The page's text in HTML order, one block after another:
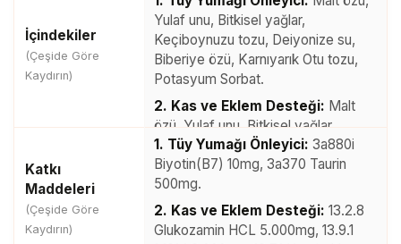
İçindekiler
(Çeşide Göre
Kaydırın)
Yulaf unu, Bitkisel yağlar,
Keçiboynuzu tozu, Deiyonize su,
Biberiye özü, Karnıyarık Otu tozu,
Potasyum Sorbat.
2. Kas ve Eklem Desteği: Malt
özü, Yulaf unu, Bitkisel yağlar,
Keçiboynuzu tozu, Deiyonize su,
Biberiye özü, Hyalüronik Asit,
Kolajen
3. Multivitamin Desteği:Malt özü,
Yulaf unu, Bitkisel yağlar,
Katkı
Maddeleri
(Çeşide Göre
Kaydırın)
1. Tüy Yumağı Önleyici: 3a880i
Biyotin(B7) 10mg, 3a370 Taurin
500mg.
2. Kas ve Eklem Desteği: 13.2.8
Glukozamin HCL 5.000mg, 13.9.1